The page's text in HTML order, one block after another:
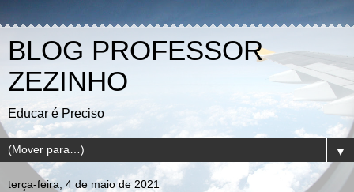
BLOG PROFESSOR
ZEZINHO
Educar é Preciso
▼
terça-feira, 4 de maio de 2021